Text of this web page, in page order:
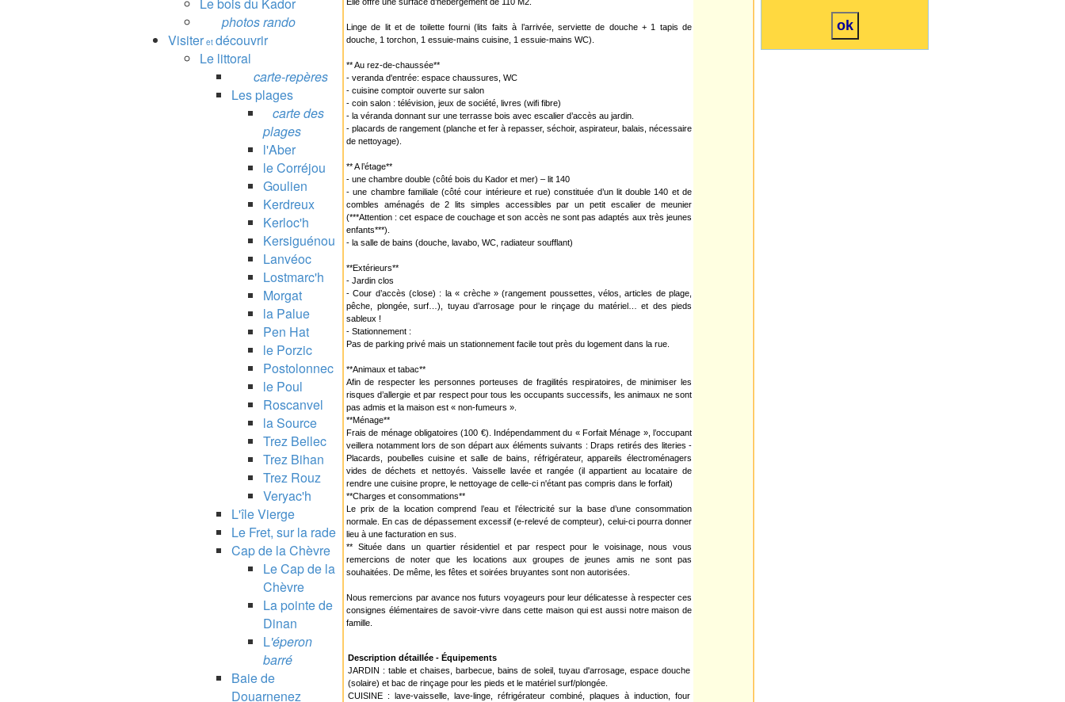
photos rando
Visiter et découvrir
Le littoral
carte-repères
Les plages
carte des
plages
l'Aber
le Corréjou
Goulien
Kerdreux
Kerloc'h
Kersiguénou
Lanvéoc
Lostmarc'h
Morgat
la Palue
Pen Hat
le Porzic
Postolonnec
le Poul
Roscanvel
la Source
Trez Bellec
Trez Bihan
Trez Rouz
Veryac'h
L'île Vierge
Le Fret, sur la rade
Cap de la Chèvre
Le Cap de la
Chèvre
La pointe de
Dinan
L'éperon
barré
Baie de
Douarnenez
Linge de lit et de toilette fourni (lits faits à l’arrivée, serviette de douche + 1 tapis de
douche, 1 torchon, 1 essuie-mains cuisine, 1 essuie-mains WC).
** Au rez-de-chaussée**
- veranda d'entrée: espace chaussures, WC
- cuisine comptoir ouverte sur salon
- coin salon : télévision, jeux de société, livres (wifi fibre)
- la véranda donnant sur une terrasse bois avec escalier d’accès au jardin.
- placards de rangement (planche et fer à repasser, séchoir, aspirateur, balais, nécessaire
de nettoyage).
** A l’étage**
- une chambre double (côté bois du Kador et mer) – lit 140
- une chambre familiale (côté cour intérieure et rue) constituée d’un lit double 140 et de
combles aménagés de 2 lits simples accessibles par un petit escalier de meunier
(***Attention : cet espace de couchage et son accès ne sont pas adaptés aux très jeunes
enfants***).
- la salle de bains (douche, lavabo, WC, radiateur soufflant)
**Extérieurs**
- Jardin clos
- Cour d’accès (close) : la « crèche » (rangement poussettes, vélos, articles de plage,
pêche, plongée, surf…), tuyau d’arrosage pour le rinçage du matériel… et des pieds
sableux !
- Stationnement :
Pas de parking privé mais un stationnement facile tout près du logement dans la rue.
**Animaux et tabac**
Afin de respecter les personnes porteuses de fragilités respiratoires, de minimiser les
risques d’allergie et par respect pour tous les occupants successifs, les animaux ne sont
pas admis et la maison est « non-fumeurs ».
**Ménage**
Frais de ménage obligatoires (100 €). Indépendamment du « Forfait Ménage », l’occupant
veillera notamment lors de son départ aux éléments suivants : Draps retirés des literies -
Placards, poubelles cuisine et salle de bains, réfrigérateur, appareils électroménagers
vides de déchets et nettoyés. Vaisselle lavée et rangée (il appartient au locataire de
rendre une cuisine propre, le nettoyage de celle-ci n'étant pas compris dans le forfait)
**Charges et consommations**
Le prix de la location comprend l’eau et l’électricité sur la base d’une consommation
normale. En cas de dépassement excessif (e-relevé de compteur), celui-ci pourra donner
lieu à une facturation en sus.
** Située dans un quartier résidentiel et par respect pour le voisinage, nous vous
remercions de noter que les locations aux groupes de jeunes amis ne sont pas
souhaitées. De même, les fêtes et soirées bruyantes sont non autorisées.
Nous remercions par avance nos futurs voyageurs pour leur délicatesse à respecter ces
consignes élémentaires de savoir-vivre dans cette maison qui est aussi notre maison de
famille.
Description détaillée - Équipements
JARDIN : table et chaises, barbecue, bains de soleil, tuyau d'arrosage, espace douche
(solaire) et bac de rinçage pour les pieds et le matériel surf/plongée.
CUISINE : lave-vaisselle, lave-linge, réfrigérateur combiné, plaques à induction, four